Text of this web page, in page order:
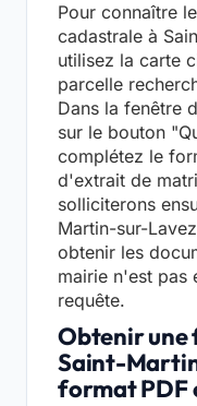
Pour connaître
cadastrale à
utilisez la carte
parcelle
Dans la fenêtre
sur le bouton
complétez le
d'extrait de
solliciterons
Martin-sur-
obtenir les
mairie n'est pas
requête.
Obtenir une
Saint-
format PDF